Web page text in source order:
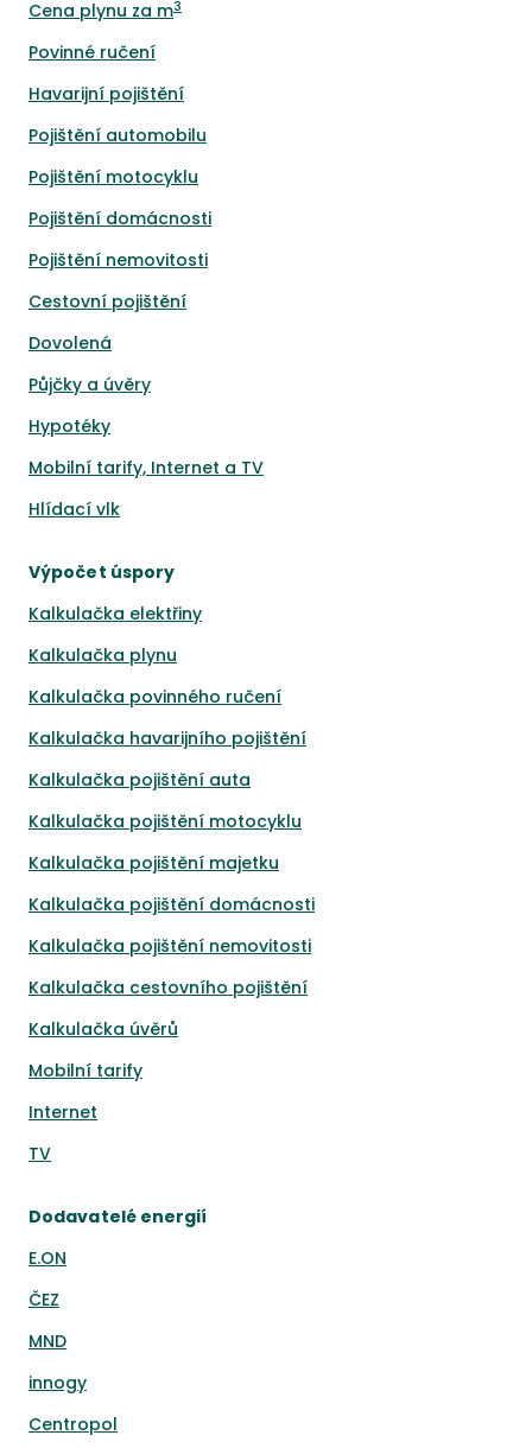
Cena plynu za m3
Povinné ručení
Havarijní pojištění
Pojištění automobilu
Pojištění motocyklu
Pojištění domácnosti
Pojištění nemovitosti
Cestovní pojištění
Dovolená
Půjčky a úvěry
Hypotéky
Mobilní tarify, Internet a TV
Hlídací vlk
Výpočet úspory
Kalkulačka elektřiny
Kalkulačka plynu
Kalkulačka povinného ručení
Kalkulačka havarijního pojištění
Kalkulačka pojištění auta
Kalkulačka pojištění motocyklu
Kalkulačka pojištění majetku
Kalkulačka pojištění domácnosti
Kalkulačka pojištění nemovitosti
Kalkulačka cestovního pojištění
Kalkulačka úvěrů
Mobilní tarify
Internet
TV
Dodavatelé energií
E.ON
ČEZ
MND
innogy
Centropol